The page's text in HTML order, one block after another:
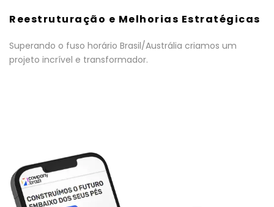
Reestruturação e Melhorias Estratégicas
Superando o fuso horário Brasil/Austrália criamos um
projeto incrível e transformador.